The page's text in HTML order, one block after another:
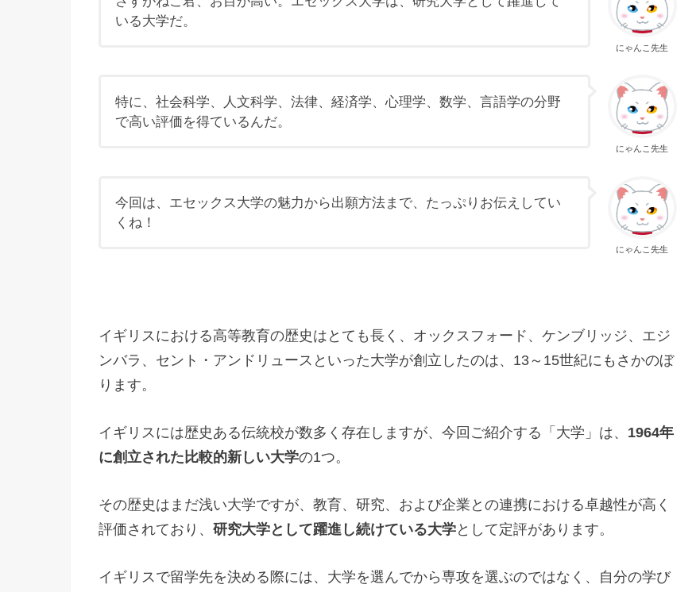
にゃんこ先生
いる大学だ。
にゃんこ先生
特に、社会科学、人文科学、法律、経済学、心理学、数学、言語学の分野
で高い評価を得ているんだ。
にゃんこ先生
今回は、エセックス大学の魅力から出願方法まで、たっぷりお伝えしてい
くね！
イギリスにおける高等教育の歴史はとても長く、オックスフォード、ケンブリッジ、エジ
ンバラ、セント・アンドリュースといった大学が創立したのは、13～15世紀にもさかのぼ
ります。
イギリスには歴史ある伝統校が数多く存在しますが、今回ご紹介する「大学」は、 1964年
に創立された比較的新しい大学の1つ。
その歴史はまだ浅い大学ですが、教育、研究、および企業との連携における卓越性が高く
評価されており、 研究大学として躍進し続けている大学として定評があります。
イギリスで留学先を決める際には、大学を選んでから専攻を選ぶのではなく、自分の学び